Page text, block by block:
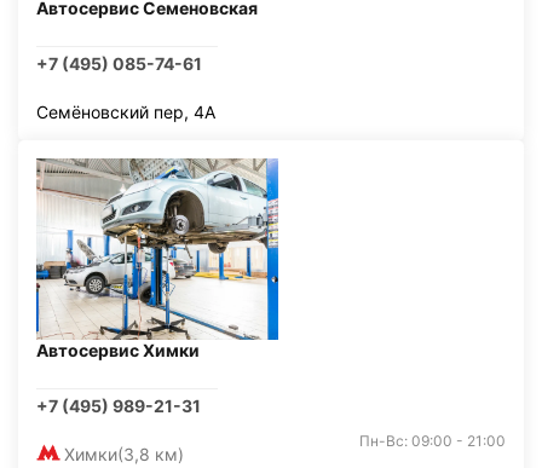
Автосервис Семеновская
+7 (495) 085-74-61
Семёновский пер, 4А
Автосервис Химки
+7 (495) 989-21-31
Химки(3,8 км)
Пн-Вс: 09:00 - 21:00